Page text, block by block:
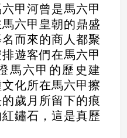
六甲河曾是馬六甲
六甲皇朝的鼎盛
而來的商人都聚
遊客們在馬六甲
馬六甲的歷史建
化所在馬六甲擦
歲月所留下的痕
鏽石，這是真歷